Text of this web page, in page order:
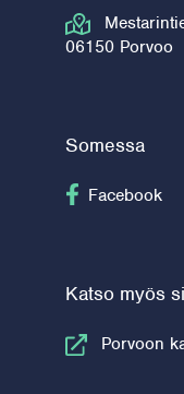
06150 Porvoo
Somessa
Seuraa
Facebook
Katso myös
Porvoon